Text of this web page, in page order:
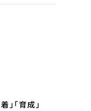
「育成」